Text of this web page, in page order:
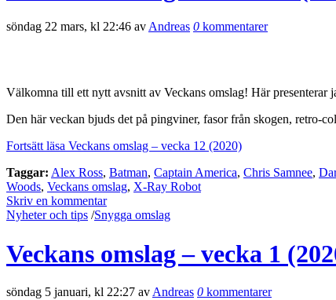
söndag 22 mars, kl 22:46 av Andreas 0 kommentarer
Välkomna till ett nytt avsnitt av Veckans omslag! Här presenterar
Den här veckan bjuds det på pingviner, fasor från skogen, retro-
Fortsätt läsa Veckans omslag – vecka 12 (2020)
Taggar: Alex Ross, Batman, Captain America, Chris Samnee,
Woods, Veckans omslag, X-Ray Robot
Skriv en kommentar
Nyheter och tips /Snygga omslag
Veckans omslag – vecka 1
söndag 5 januari, kl 22:27 av Andreas 0 kommentarer